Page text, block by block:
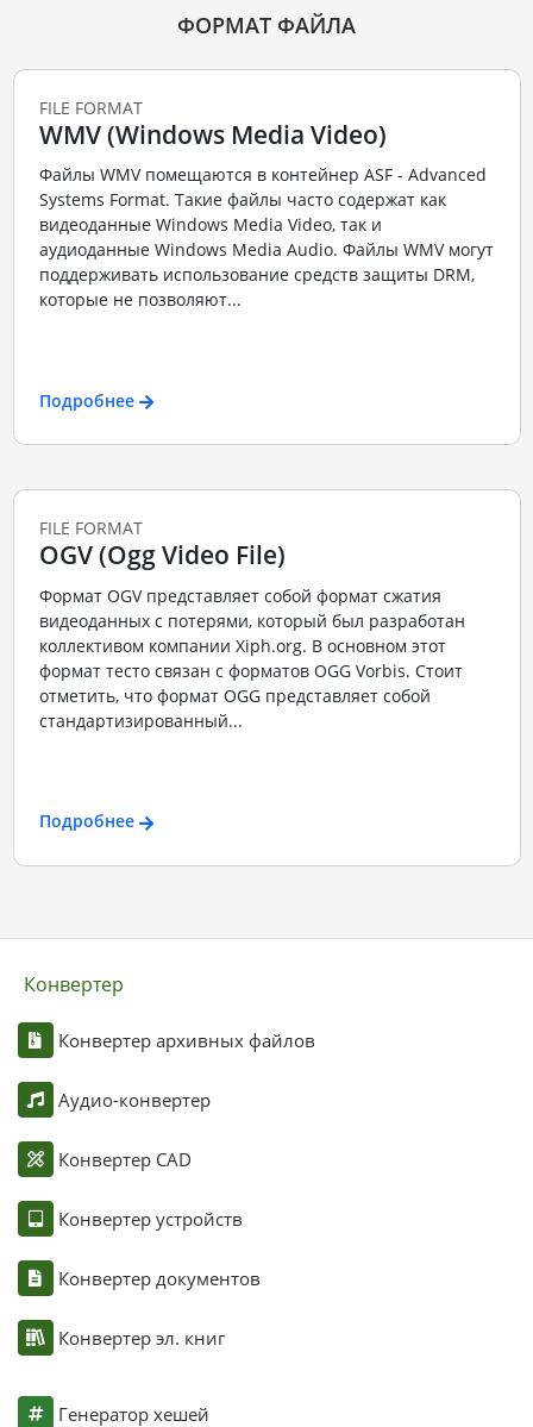
ФОРМАТ ФАЙЛА
FILE FORMAT
WMV (Windows Media Video)
Файлы WMV помещаются в контейнер ASF - Advanced
Systems Format. Такие файлы часто содержат как
видеоданные Windows Media Video, так и
аудиоданные Windows Media Audio. Файлы WMV могут
поддерживать использование средств защиты DRM,
которые не позволяют...
Подробнее
FILE FORMAT
OGV (Ogg Video File)
Формат OGV представляет собой формат сжатия
видеоданных с потерями, который был разработан
коллективом компании Xiph.org. В основном этот
формат тесто связан с форматов OGG Vorbis. Стоит
отметить, что формат OGG представляет собой
стандартизированный...
Подробнее
Конвертер
Конвертер архивных файлов
Аудио-конвертер
Конвертер CAD
Конвертер устройств
Конвертер документов
Конвертер эл. книг
Генератор хешей